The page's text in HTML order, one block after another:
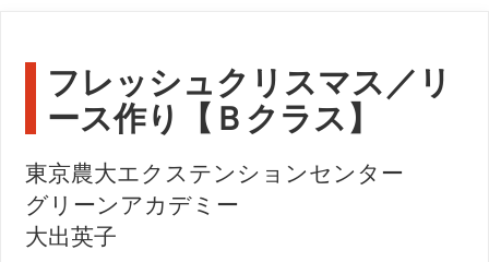
フレッシュクリスマス／リ
ース作り【Ｂクラス】
東京農大エクステンションセンター
グリーンアカデミー
大出英子